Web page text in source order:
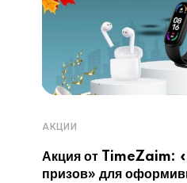
АКЦИИ
Акция от TimeZaim:
призов» для